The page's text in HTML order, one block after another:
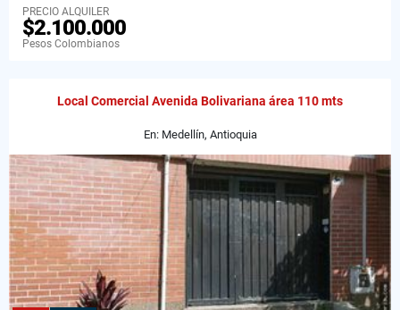
PRECIO ALQUILER
$2.100.000
Pesos Colombianos
Local Comercial Avenida Bolivariana área 110 mts
En: Medellín, Antioquia